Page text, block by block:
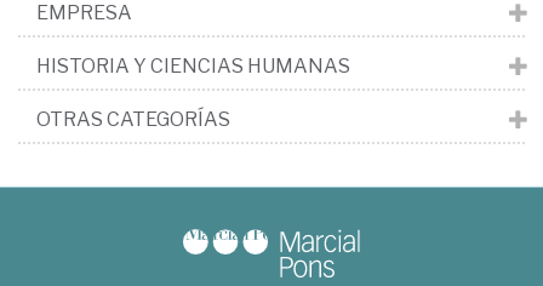
EMPRESA
HISTORIA Y CIENCIAS HUMANAS
OTRAS CATEGORÍAS